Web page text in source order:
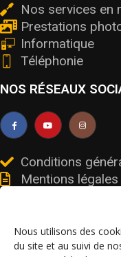
Nous utilisons des
du site et au suivi de
Nos services en
Prestations
Informatique
Téléphonie
NOS RÉSEAUX
Conditions
Mentions légales